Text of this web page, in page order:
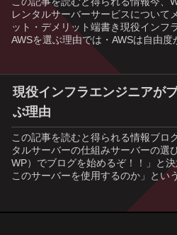
レンタルサーバーサービスについて
ット・デメリット端書き現役インフ
AWSを選ぶ理由では・AWSは自由度
現役インフラエンジニアが
ぶ理由
この記事を読むと得られる情報ブロ
タルサーバーの仕組みサーバーの選
WP）でブログを始めるぞ！！」と
このサーバーを使用するのか」とい